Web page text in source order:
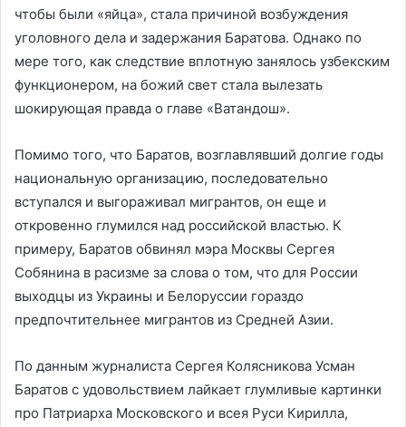
чтобы были «яйца», стала причиной возбуждения
уголовного дела и задержания Баратова. Однако по
мере того, как следствие вплотную занялось узбекским
функционером, на божий свет стала вылезать
шокирующая правда о главе «Ватандош».
Помимо того, что Баратов, возглавлявший долгие годы
национальную организацию, последовательно
вступался и выгораживал мигрантов, он еще и
откровенно глумился над российской властью. К
примеру, Баратов обвинял мэра Москвы Сергея
Собянина в расизме за слова о том, что для России
выходцы из Украины и Белоруссии гораздо
предпочтительнее мигрантов из Средней Азии.
По данным журналиста Сергея Колясникова Усман
Баратов с удовольствием лайкает глумливые картинки
про Патриарха Московского и всея Руси Кирилла,